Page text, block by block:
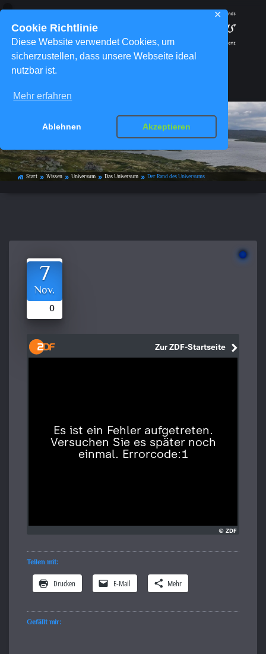
Cookie Richtlinie
Diese Website verwendet Cookies, um
sicherzustellen, dass unsere Webseite ideal
nutzbar ist.
Mehr erfahren
Ablehnen Akzeptieren
✕
Der Rand des Universums
home_work Start double_arrow Wissen double_arrow Universum double_arrow Das Universum double_arrow Der Rand des Universums
7
Nov.
0
Teilen mit:
Drucken E-Mail Mehr
Gefällt mir: